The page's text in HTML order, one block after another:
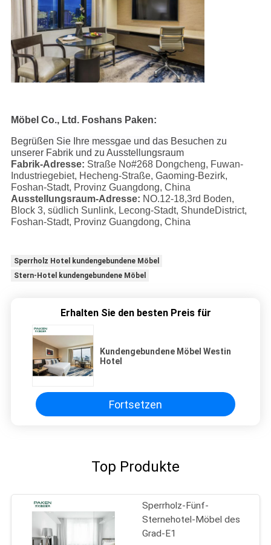
Möbel Co., Ltd. Foshans Paken:
Begrüßen Sie Ihre messgae und das Besuchen zu
unserer Fabrik und zu Ausstellungsraum
Fabrik-Adresse: Straße No#268 Dongcheng, Fuwan-
Industriegebiet, Hecheng-Straße, Gaoming-Bezirk,
Foshan-Stadt, Provinz Guangdong, China
Ausstellungsraum-Adresse: NO.12-18,3rd Boden,
Block 3, südlich Sunlink, Lecong-Stadt, ShundeDistrict,
Foshan-Stadt, Provinz Guangdong, China
Sperrholz Hotel kundengebundene Möbel
Stern-Hotel kundengebundene Möbel
Erhalten Sie den besten Preis für
Kundengebundene Möbel Westin
Hotel
Fortsetzen
Top Produkte
Sperrholz-Fünf-
Sternehotel-Möbel des
Grad-E1